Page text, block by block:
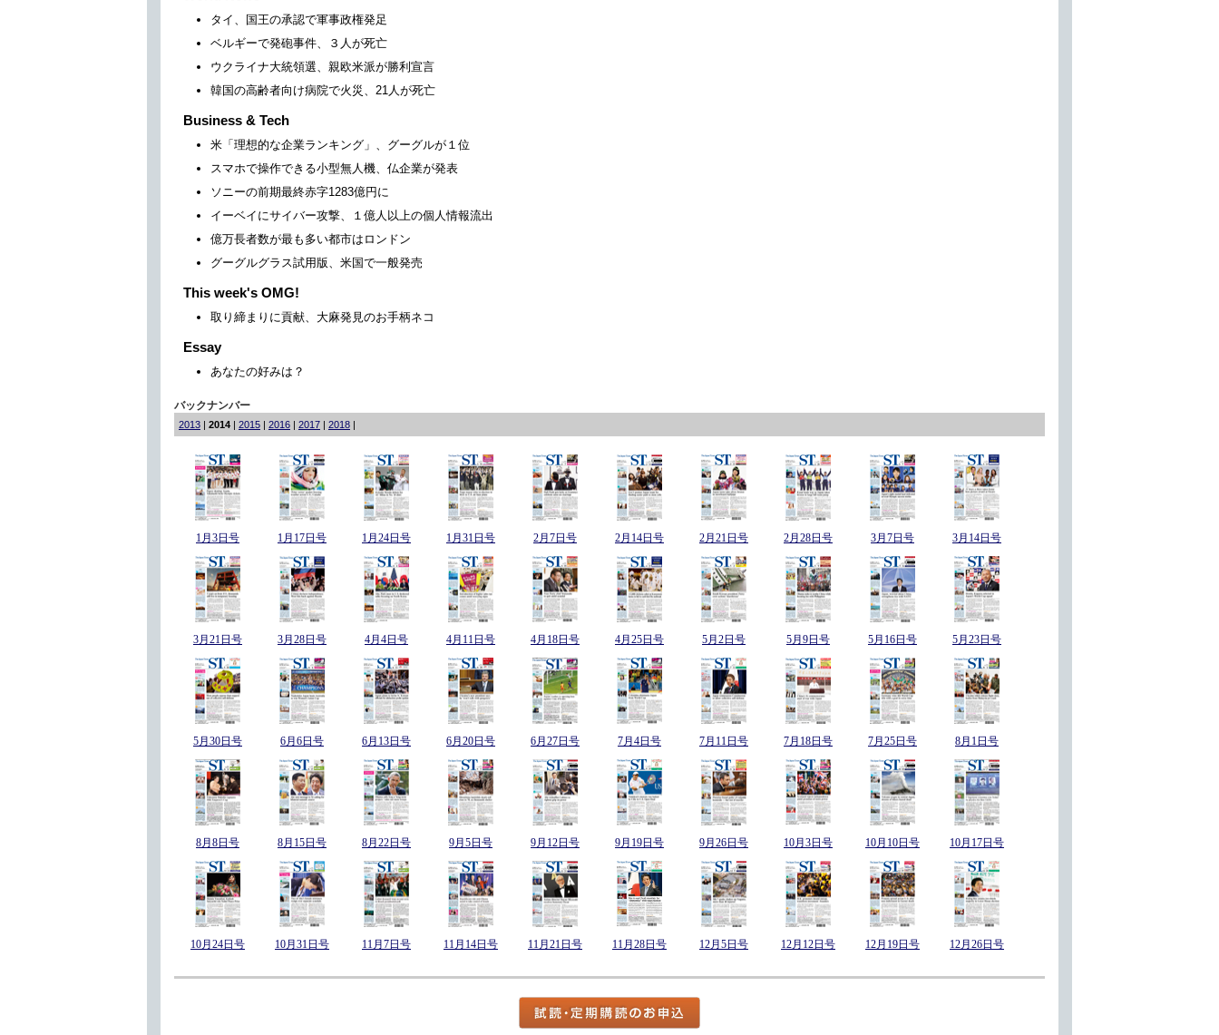
タイ、国王の承認で軍事政権発足
ベルギーで発砲事件、３人が死亡
ウクライナ大統領選、親欧米派が勝利宣言
韓国の高齢者向け病院で火災、21人が死亡
Business & Tech
米「理想的な企業ランキング」、グーグルが１位
スマホで操作できる小型無人機、仏企業が発表
ソニーの前期最終赤字1283億円に
イーベイにサイバー攻撃、１億人以上の個人情報流出
億万長者数が最も多い都市はロンドン
グーグルグラス試用版、米国で一般発売
This week's OMG!
取り締まりに貢献、大麻発見のお手柄ネコ
Essay
あなたの好みは？
バックナンバー
2013 | 2014 | 2015 | 2016 | 2017 | 2018 |
1月3日号 1月17日号 1月24日号 1月31日号 2月7日号 2月14日号 2月21日号 2月28日号 3月7日号 3月14日号
3月21日号 3月28日号 4月4日号 4月11日号 4月18日号 4月25日号 5月2日号 5月9日号 5月16日号 5月23日号
5月30日号 6月6日号 6月13日号 6月20日号 6月27日号 7月4日号 7月11日号 7月18日号 7月25日号 8月1日号
8月8日号 8月15日号 8月22日号 9月5日号 9月12日号 9月19日号 9月26日号 10月3日号 10月10日号 10月17日号
10月24日号 10月31日号 11月7日号 11月14日号 11月21日号 11月28日号 12月5日号 12月12日号 12月19日号 12月26日号